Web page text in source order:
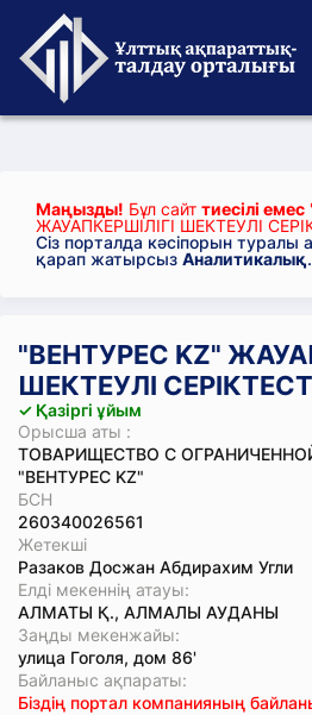
Маңызды! Бұл сайт тиесілі емес
ЖАУАПКЕРШІЛІГІ ШЕКТЕУЛІ
Сіз порталда кәсіпорын туралы
қарап жатырсыз Аналитикалық.
"ВЕНТУРЕС KZ"
ШЕКТЕУЛІ
✓ Қазіргі ұйым
Орысша аты :
ТОВАРИЩЕСТВО С
"ВЕНТУРЕС KZ"
БСН
260340026561
Жетекші
Разаков Досжан Абдирахим Угли
Елді мекеннің атауы:
АЛМАТЫ Қ., АЛМАЛЫ АУДАНЫ
Заңды мекенжайы:
улица Гоголя, дом 86'
Байланыс ақпараты:
Біздің портал компанияның